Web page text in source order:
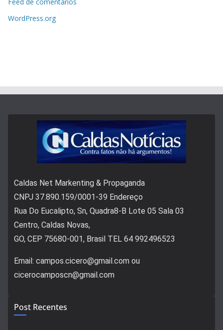
WordPress.org
Caldas Net Markenting & Propaganda
CNPJ 37.890.159/0001-39 Endereço
Rua Do Eucalipto, Sn, Quadra8-B Lote 05 Sala 03
Centro, Caldas Novas,
GO, CEP 75680-001, Brasil TEL 64 992496523
Email: campos.cicero@gmail.com ou
cicerocamposcn@gmail.com
Post Recentes